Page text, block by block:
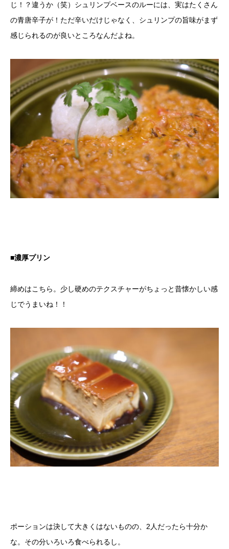
じ！？違うか（笑）シュリンプベースのルーには、実はたくさん
の青唐辛子が！ただ辛いだけじゃなく、シュリンプの旨味がまず
感じられるのが良いところなんだよね。
■濃厚プリン
締めはこちら。少し硬めのテクスチャーがちょっと昔懐かしい感
じでうまいね！！
ポーションは決して大きくはないものの、2人だったら十分か
な。その分いろいろ食べられるし。